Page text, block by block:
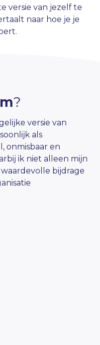
versie van jezelf te
naar hoe je je
?
versie van
als
onmisbaar en
ik niet alleen mijn
bijdrage